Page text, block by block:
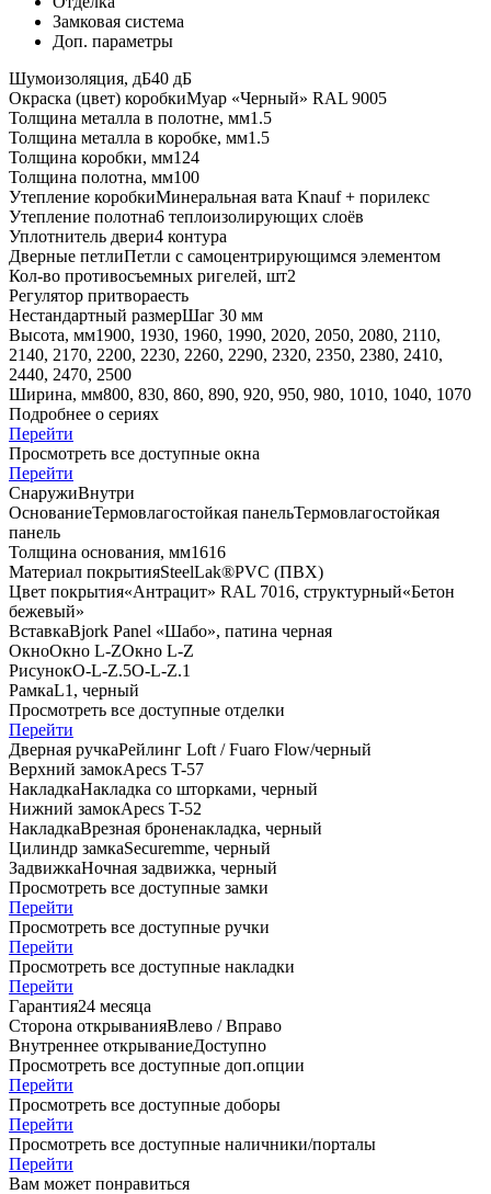
Замковая система
Доп. параметры
Шумоизоляция, дБ40 дБ
Окраска (цвет) коробкиМуар «Черный» RAL 9005
Толщина металла в полотне, мм1.5
Толщина металла в коробке, мм1.5
Толщина коробки, мм124
Толщина полотна, мм100
Утепление коробкиМинеральная вата Knauf + порилекс
Утепление полотна6 теплоизолирующих слоёв
Уплотнитель двери4 контура
Дверные петлиПетли с самоцентрирующимся элементом
Кол-во противосъемных ригелей, шт2
Регулятор притвораесть
Нестандартный размерШаг 30 мм
Высота, мм1900, 1930, 1960, 1990, 2020, 2050, 2080, 2110,
2140, 2170, 2200, 2230, 2260, 2290, 2320, 2350, 2380, 2410,
2440, 2470, 2500
Ширина, мм800, 830, 860, 890, 920, 950, 980, 1010, 1040, 1070
Подробнее о сериях
Перейти
Просмотреть все доступные окна
Перейти
СнаружиВнутри
ОснованиеТермовлагостойкая панельТермовлагостойкая
панель
Толщина основания, мм1616
Материал покрытияSteelLak®PVC (ПВХ)
Цвет покрытия«Антрацит» RAL 7016, структурный«Бетон
бежевый»
ВставкаBjork Panel «Шабо», патина черная
ОкноОкно L-ZОкно L-Z
РисунокO-L-Z.5O-L-Z.1
РамкаL1, черный
Просмотреть все доступные отделки
Перейти
Дверная ручкаРейлинг Loft / Fuaro Flow/черный
Верхний замокApecs T-57
НакладкаНакладка со шторками, черный
Нижний замокApecs T-52
НакладкаВрезная броненакладка, черный
Цилиндр замкаSecuremme, черный
ЗадвижкаНочная задвижка, черный
Просмотреть все доступные замки
Перейти
Просмотреть все доступные ручки
Перейти
Просмотреть все доступные накладки
Перейти
Гарантия24 месяца
Сторона открыванияВлево / Вправо
Внутреннее открываниеДоступно
Просмотреть все доступные доп.опции
Перейти
Просмотреть все доступные доборы
Перейти
Просмотреть все доступные наличники/порталы
Перейти
Вам может понравиться